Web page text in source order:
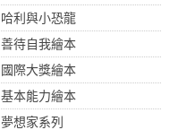
哈利與小恐龍
善待自我繪本
國際大獎繪本
基本能力繪本
夢想家系列